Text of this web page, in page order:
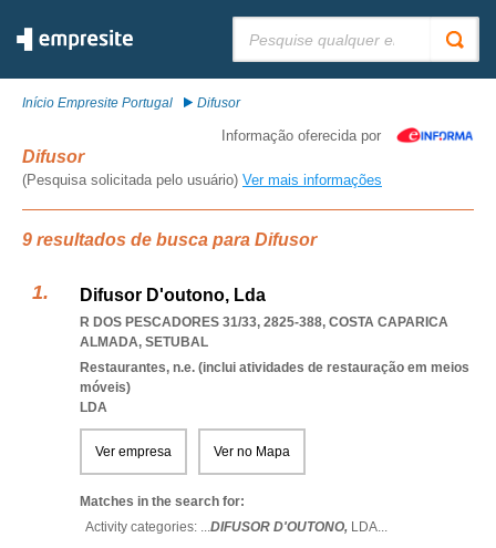
Início Empresite Portugal Difusor
Informação oferecida por
Difusor
(Pesquisa solicitada pelo usuário) Ver mais informações
9 resultados de busca para Difusor
Difusor D'outono, Lda
R DOS PESCADORES 31/33, 2825-388, COSTA CAPARICA
ALMADA, SETUBAL
Restaurantes, n.e. (inclui atividades de restauração em meios
móveis)
LDA
Ver empresa Ver no Mapa
Matches in the search for:
Activity categories: ...DIFUSOR D'OUTONO, LDA...